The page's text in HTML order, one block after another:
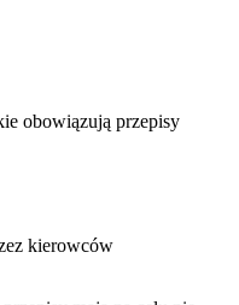
obowiązują przepisy
kierowców